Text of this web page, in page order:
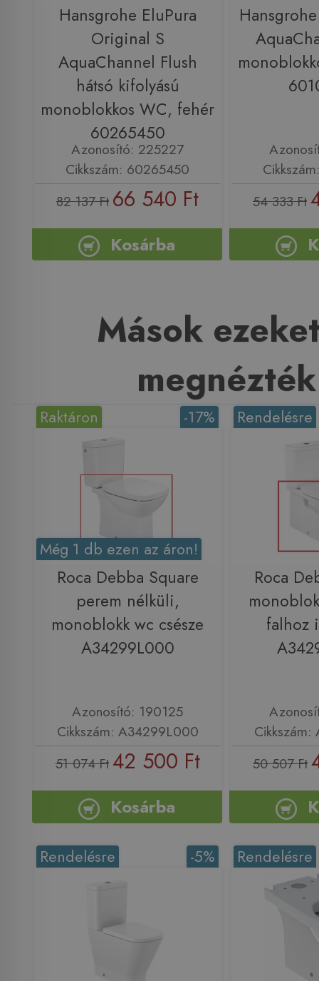
Hansgrohe EluPura
Original S
AquaChannel Flush
hátsó kifolyású
monoblokkos WC, fehér
60265450
Azonosító: 225227
Cikkszám: 60265450
82 137 Ft 66 540 Ft
Kosárba
54 333 Ft
Mások
megnézték
-17%
Raktáron
Még 1 db ezen az áron!
Roca Debba Square
perem nélküli,
monoblokk wc csésze
A34299L000
Azonosító: 190125
Cikkszám: A34299L000
51 074 Ft 42 500 Ft
Kosárba
Rendelésre
Roca
falhoz
50 507 Ft
-5%
Rendelésre Rendelésre